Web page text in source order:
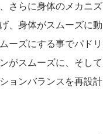
さらに身体のメカニ
、身体がスムーズに
ーズにする事でパド
がスムーズに、そして
ョンバランスを再設